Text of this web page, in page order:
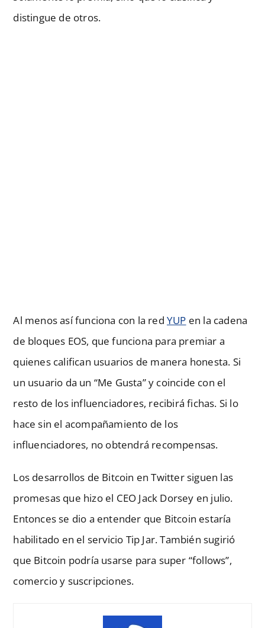
distingue de otros.
Al menos así funciona con la redYUP en la cadena
de bloques EOS, que funciona para premiar a
quienes califican usuarios de manera honesta. Si
un usuario da un “Me Gusta” y coincide con el
resto de los influenciadores, recibirá fichas. Si lo
hace sin el acompañamiento de los
influenciadores, no obtendrá recompensas.
Los desarrollos de Bitcoin en Twitter siguen las
promesas que hizo el CEO Jack Dorsey en julio.
Entonces se dio a entender que Bitcoin estaría
habilitado en el servicio Tip Jar. También sugirió
que Bitcoin podría usarse para super “follows”,
comercio y suscripciones.